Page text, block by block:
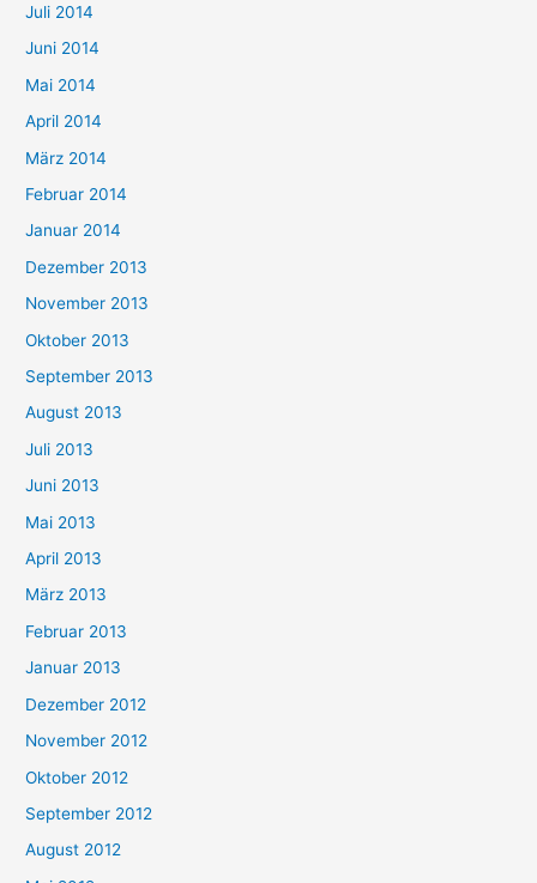
Juli 2014
Juni 2014
Mai 2014
April 2014
März 2014
Februar 2014
Januar 2014
Dezember 2013
November 2013
Oktober 2013
September 2013
August 2013
Juli 2013
Juni 2013
Mai 2013
April 2013
März 2013
Februar 2013
Januar 2013
Dezember 2012
November 2012
Oktober 2012
September 2012
August 2012